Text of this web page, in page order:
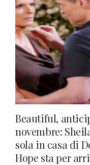
Beautiful,
novembre:
sola in casa di
Hope sta per